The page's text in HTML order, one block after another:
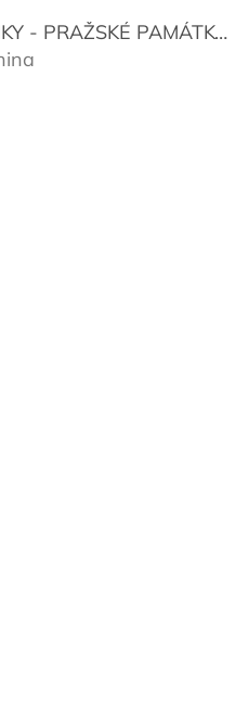
VYSTŘIHOVÁNKY - PRAŽSKÉ PAMÁTKY
5 z 5 hvězdiček.